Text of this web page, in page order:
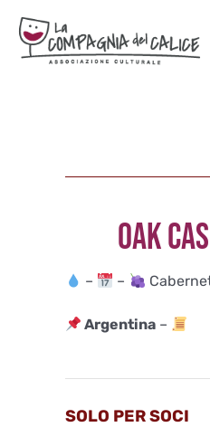
contenuto
OAK
– –
Argentina –
SOLO PER SOCI